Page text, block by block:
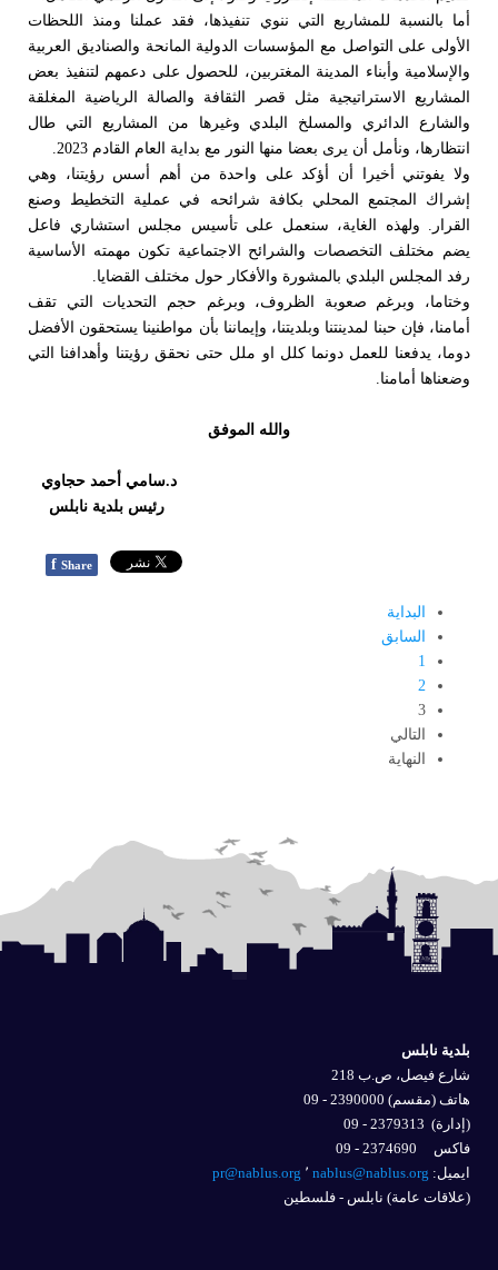
أما بالنسبة للمشاريع التي ننوي تنفيذها، فقد عملنا ومنذ اللحظات
الأولى على التواصل مع المؤسسات الدولية المانحة والصناديق العربية
والإسلامية وأبناء المدينة المغتربين، للحصول على دعمهم لتنفيذ بعض
المشاريع الاستراتيجية مثل قصر الثقافة والصالة الرياضية المغلقة
والشارع الدائري والمسلخ البلدي وغيرها من المشاريع التي طال
انتظارها، ونأمل أن يرى بعضا منها النور مع بداية العام القادم 2023.
ولا يفوتني أخيرا أن أؤكد على واحدة من أهم أسس رؤيتنا، وهي
إشراك المجتمع المحلي بكافة شرائحه في عملية التخطيط وصنع
القرار. ولهذه الغاية، سنعمل على تأسيس مجلس استشاري فاعل
يضم مختلف التخصصات والشرائح الاجتماعية تكون مهمته الأساسية
رفد المجلس البلدي بالمشورة والأفكار حول مختلف القضايا.
وختاما، وبرغم صعوبة الظروف، وبرغم حجم التحديات التي تقف
أمامنا، فإن حبنا لمدينتنا وبلديتنا، وإيماننا بأن مواطنينا يستحقون الأفضل
دوما، يدفعنا للعمل دونما كلل او ملل حتى نحقق رؤيتنا وأهدافنا التي
وضعناها أمامنا.
والله الموفق
د.سامي أحمد حجاوي
رئيس بلدية نابلس
f Share
البداية
السابق
1
2
3
التالي
النهاية
بلدية نابلس
شارع فيصل، ص.ب 218
هاتف (مقسم) 2390000 - 09
(إدارة)
فاكس 2374690 - 09
ايميل: nablus@nablus.org
pr@nablus.org
(علاقات عامة) نابلس - فلسطين